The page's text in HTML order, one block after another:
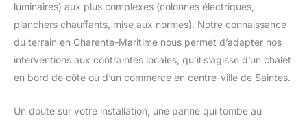
luminaires) aux plus complexes (colonnes électriques,
planchers chauffants, mise aux normes). Notre connaissance
du terrain en Charente-Maritime nous permet d’adapter nos
interventions aux contraintes locales, qu’il s’agisse d’un chalet
en bord de côte ou d’un commerce en centre-ville de Saintes.
Un doute sur votre installation, une panne qui tombe au